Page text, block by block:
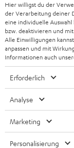
High-Speed
mit Ethernet
Highspeed HDMI-
unterstützt
CHF 39,99
Weiteres
Hier willigst du der
der Verarbeitung deiner
eine individuelle
bzw. deaktivieren und mit
Alle Einwilligungen
anpassen und mit
Informationen auch
Erforderlich
Analyse
Marketing
Personalisierung